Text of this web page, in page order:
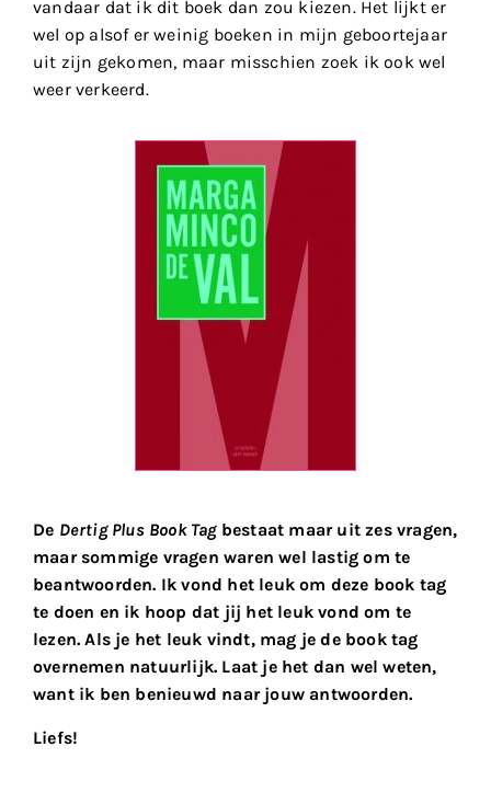
vandaar dat ik dit boek dan zou kiezen. Het lijkt er
wel op alsof er weinig boeken in mijn geboortejaar
uit zijn gekomen, maar misschien zoek ik ook wel
weer verkeerd.
De Dertig Plus Book Tagbestaat maar uit zes vragen,
maar sommige vragen waren wel lastig om te
beantwoorden. Ik vond het leuk om deze book tag
te doen en ik hoop dat jij het leuk vond om te
lezen. Als je het leuk vindt, mag je de book tag
overnemen natuurlijk. Laat je het dan wel weten,
want ik ben benieuwd naar jouw antwoorden.
Liefs!